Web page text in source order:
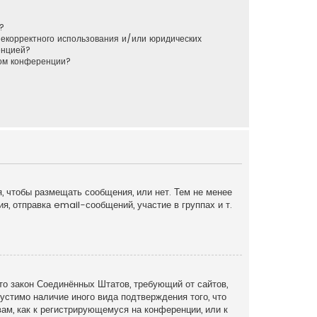
использования и/или юридических
конференции?
чтобы размещать сообщения, или нет. Тем не менее
отправка email-сообщений, участие в группах и т.
Соединённых Штатов, требующий от сайтов,
наличие иного вида подтверждения того, что
как к регистрирующемуся на конференции, или к